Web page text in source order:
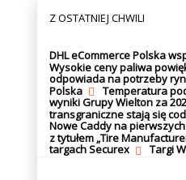
Z OSTATNIEJ CHWILI
DHL eCommerce Polska
Wysokie ceny paliwa
odpowiada na potrzeby
Polska
Temperatura
wyniki Grupy Wielton za
transgraniczne stają się
Nowe Caddy na
z tytułem „Tire
targach Securex
Targi